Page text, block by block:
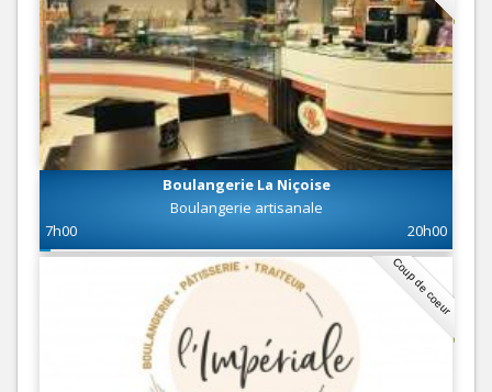
Boulangerie La Niçoise
Boulangerie artisanale
7h00
20h00
Coup de coeur